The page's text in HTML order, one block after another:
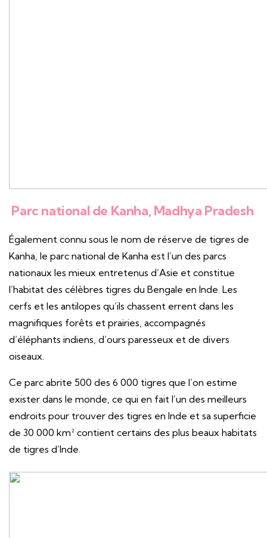
Parc national de Kanha, Madhya Pradesh
Également connu sous le nom de réserve de tigres de
Kanha, le parc national de Kanha est l’un des parcs
nationaux les mieux entretenus d’Asie et constitue
l’habitat des célèbres tigres du Bengale en Inde. Les
cerfs et les antilopes qu’ils chassent errent dans les
magnifiques forêts et prairies, accompagnés
d’éléphants indiens, d’ours paresseux et de divers
oiseaux.
Ce parc abrite 500 des 6 000 tigres que l’on estime
exister dans le monde, ce qui en fait l’un des meilleurs
endroits pour trouver des tigres en Inde et sa superficie
de 30 000 km² contient certains des plus beaux habitats
de tigres d’Inde.